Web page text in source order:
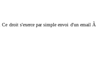
droit s'exerce par simple envoi d'un email Ã